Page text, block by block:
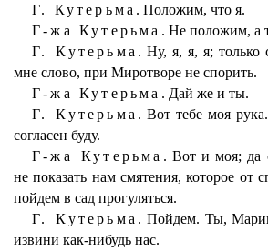
Г. Кутерьма. Положим, что я.
Г-жа Кутерьма. Не положим, а
Г. Кутерьма. Ну, я, я, я; только
мне слово, при Миротворе не спорить.
Г-жа Кутерьма. Дай же и ты.
Г. Кутерьма. Вот тебе моя
согласен буду.
Г-жа Кутерьма. Вот и моя; да
не показать нам смятения, которое от
пойдем в сад прогуляться.
Г. Кутерьма. Пойдем. Ты,
извини как-нибудь нас.